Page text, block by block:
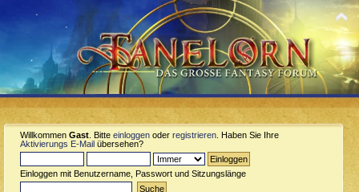
Willkommen Gast . Bitte einloggen oder registrieren . Haben Sie Ihre
Aktivierungs E-Mail übersehen?
Einloggen mit Benutzername, Passwort und Sitzungslänge